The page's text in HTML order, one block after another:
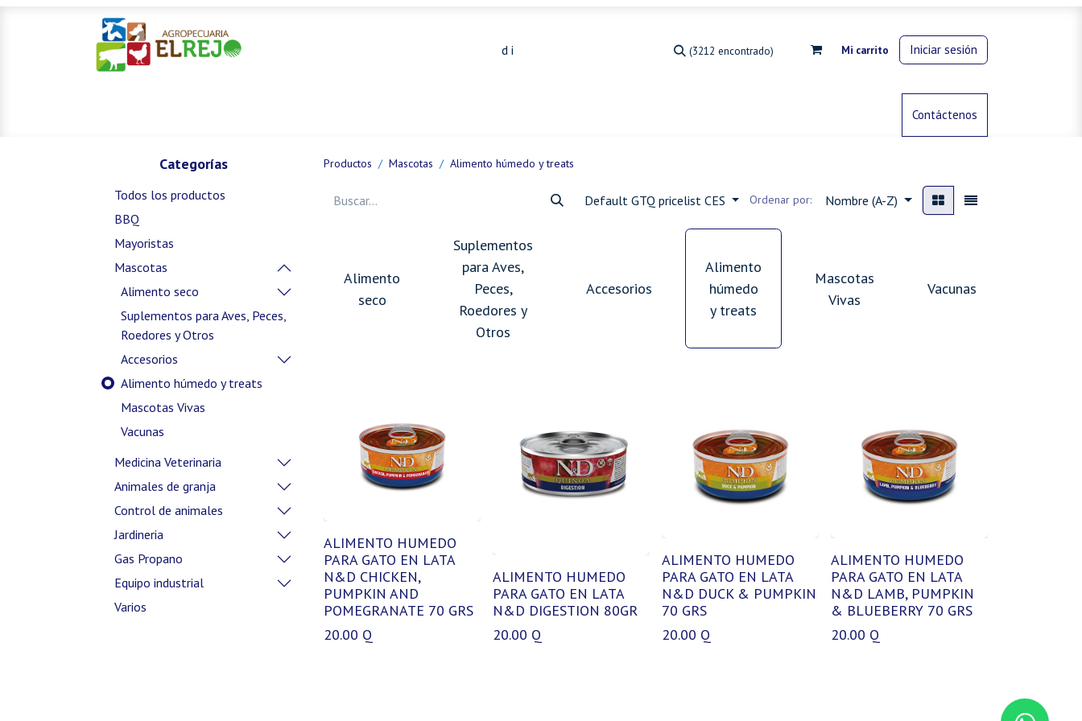
(3212 encontrado) Mi carrito Iniciar sesión
Control de animalesContáctenos
Categorías
Todos los productos
BBQ
Mayoristas
Mascotas
Alimento seco
Suplementos para Aves, Peces,
Roedores y Otros
Accesorios
Alimento húmedo y treats
Mascotas Vivas
Vacunas
Medicina Veterinaria
Animales de granja
Control de animales
Jardineria
Gas Propano
Equipo industrial
Varios
Productos Mascotas Alimento húmedo y treats
Default GTQ pricelist CES Ordenar por: Nombre (A-Z)
Alimento
seco
Suplementos
para Aves,
Peces,
Roedores y
Otros
Accesorios
Alimento
húmedo
y treats
Mascotas
Vivas
Vacunas
ALIMENTO HUMEDO
PARA GATO EN LATA
N&D CHICKEN,
PUMPKIN AND
POMEGRANATE 70 GRS
20.00 Q
ALIMENTO HUMEDO
PARA GATO EN LATA
N&D DIGESTION 80GR
20.00 Q
ALIMENTO HUMEDO
PARA GATO EN LATA
N&D DUCK & PUMPKIN
70 GRS
20.00 Q
ALIMENTO HUMEDO
PARA GATO EN LATA
N&D LAMB, PUMPKIN
& BLUEBERRY 70 GRS
20.00 Q